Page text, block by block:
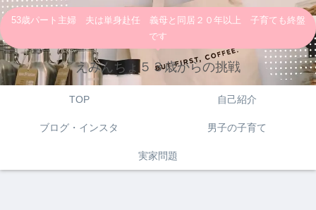
53歳パート主婦 夫は単身赴任 義母と同居２０年以上 子育ても終盤
です
えみんちょ５３歳からの挑戦
TOP 自己紹介
ブログ・インスタ 男子の子育て
実家問題